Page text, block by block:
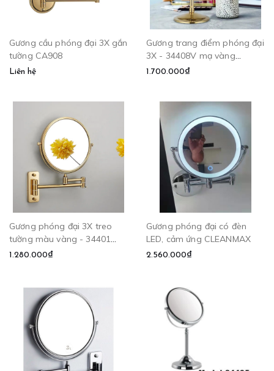
Gương cầu phóng đại 3X gắn
tường CA908
Liên hệ
Gương trang điểm phóng đại
3X - 34408V mạ vàng
CLEANMAX
1.700.000₫
Gương phóng đại 3X treo
tường màu vàng - 34401
CLEANMAX
1.280.000₫
Gương phóng đại có đèn
LED, cảm ứng CLEANMAX
2.560.000₫